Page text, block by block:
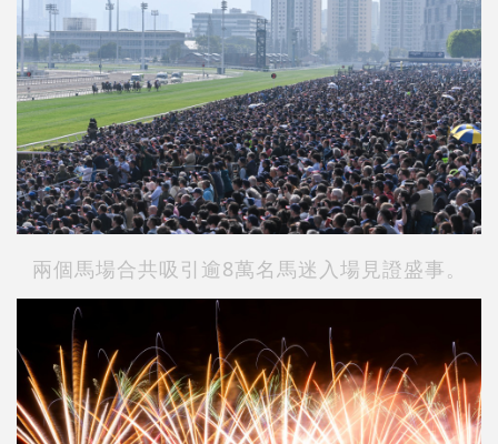
兩個馬場合共吸引逾8萬名馬迷入場見證盛事。